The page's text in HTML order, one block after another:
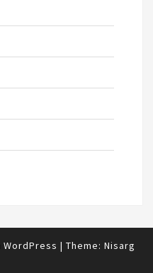
WordPress | Theme: Nisarg